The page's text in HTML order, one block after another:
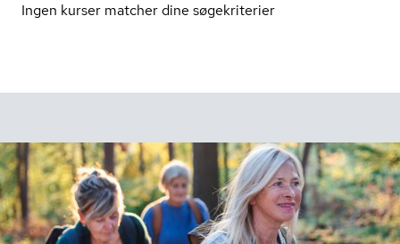
Ingen kurser matcher dine søgekriterier